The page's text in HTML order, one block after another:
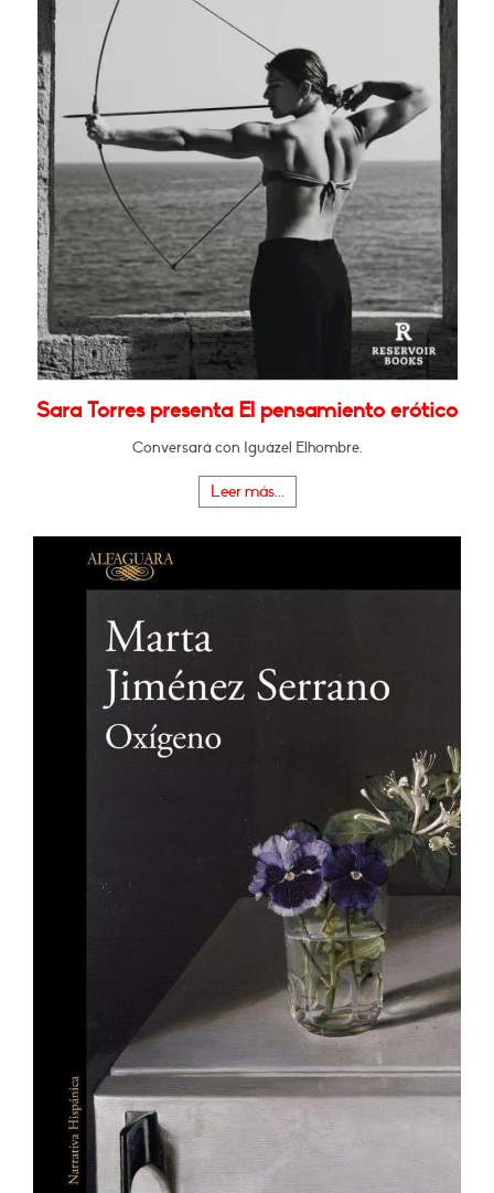
Sara Torres presenta El pensamiento erótico
Conversará con Iguázel Elhombre.
Leer más...